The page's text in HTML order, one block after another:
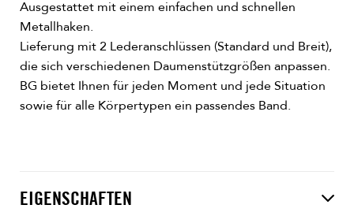
Ausgestattet mit einem einfachen und schnellen
Metallhaken.
Lieferung mit 2 Lederanschlüssen (Standard und Breit),
die sich verschiedenen Daumenstützgrößen anpassen.
BG bietet Ihnen für jeden Moment und jede Situation
sowie für alle Körpertypen ein passendes Band.
EIGENSCHAFTEN